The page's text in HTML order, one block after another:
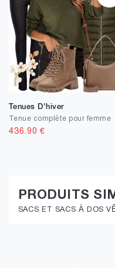
Tenues D'hiver
Tenue complète pour femme
436.90 €
PRODUITS
SACS ET SACS À DOS